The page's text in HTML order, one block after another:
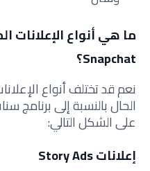
ما هي أنواع
Snapchat؟
نعم قد تختلف أنواع
الحال بالنسبة إلى
على الشكل التالي:
إعلانات Story Ads